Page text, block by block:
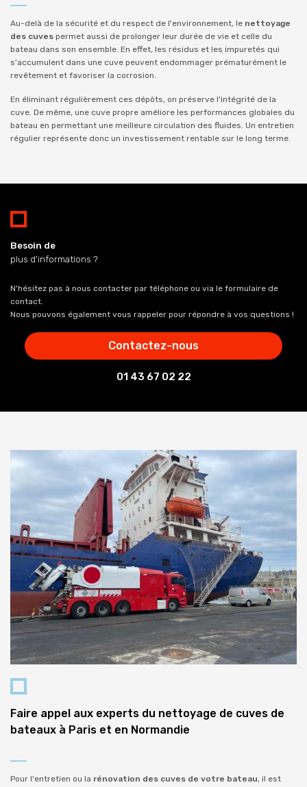
Au-delà de la sécurité et du respect de l'environnement, le nettoyage
des cuves permet aussi de prolonger leur durée de vie et celle du
bateau dans son ensemble. En effet, les résidus et les impuretés qui
s'accumulent dans une cuve peuvent endommager prématurément le
revêtement et favoriser la corrosion.
En éliminant régulièrement ces dépôts, on préserve l'intégrité de la
cuve. De même, une cuve propre améliore les performances globales du
bateau en permettant une meilleure circulation des fluides. Un entretien
régulier représente donc un investissement rentable sur le long terme.
Besoin de
plus d'informations ?
N'hésitez pas à nous contacter par téléphone ou via le formulaire de
contact.
Nous pouvons également vous rappeler pour répondre à vos questions !
Contactez-nous
01 43 67 02 22
Faire appel aux experts du nettoyage de cuves de
bateaux à Paris et en Normandie
Pour l'entretien ou la rénovation des cuves de votre bateau, il est